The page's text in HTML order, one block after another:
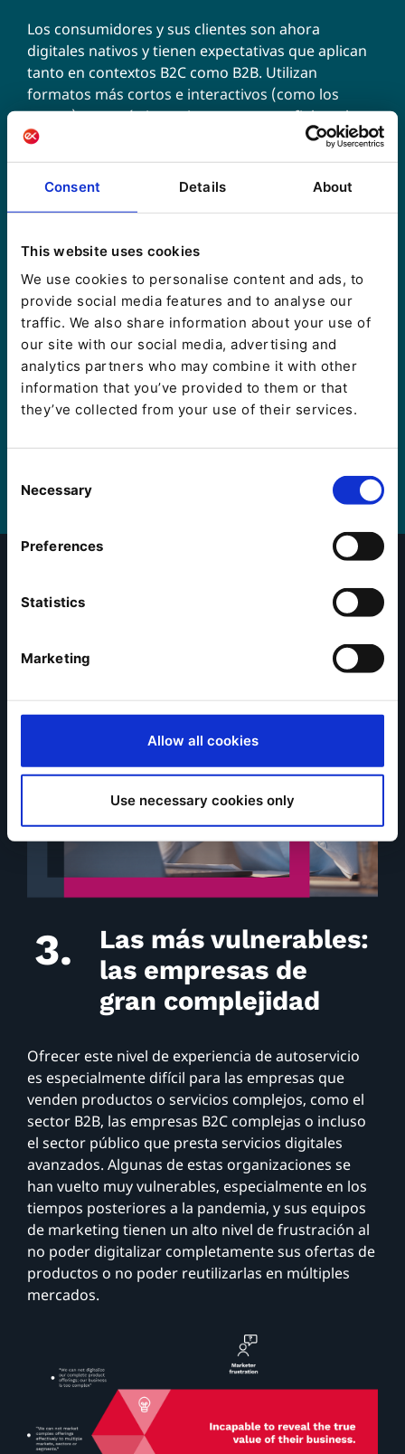
Consent Details About
This website uses cookies
We use cookies to personalise content and ads, to
provide social media features and to analyse our
traffic. We also share information about your use of
our site with our social media, advertising and
analytics partners who may combine it with other
information that you’ve provided to them or that
they’ve collected from your use of their services.
Selection
Necessary
Preferences
Statistics
Marketing
Allow all cookies
Use necessary cookies only
Los consumidores y sus clientes son ahora
digitales nativos y tienen expectativas que aplican
tanto en contextos B2C como B2B. Utilizan
formatos más cortos e interactivos (como los
cortos), son más impacientes y menos fieles a las
marcas. Además, una vez comprometidos, esperan
una experiencia de autoservicio lo más completa
posible. Hay que ofrecerles contenidos relevantes
cliente, a lo largo de todo su recorrido.
3.
Las más vulnerables:
las empresas de
gran complejidad
Ofrecer este nivel de experiencia de autoservicio
es especialmente difícil para las empresas que
venden productos o servicios complejos, como el
sector B2B, las empresas B2C complejas o incluso
el sector público que presta servicios digitales
avanzados. Algunas de estas organizaciones se
han vuelto muy vulnerables, especialmente en los
tiempos posteriores a la pandemia, y sus equipos
de marketing tienen un alto nivel de frustración al
no poder digitalizar completamente sus ofertas de
productos o no poder reutilizarlas en múltiples
mercados.